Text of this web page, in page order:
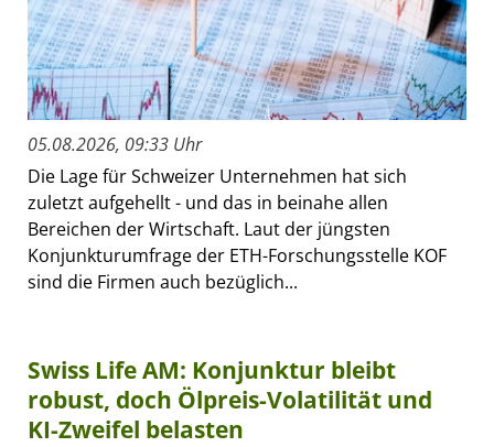
05.08.2026, 09:33 Uhr
Die Lage für Schweizer Unternehmen hat sich
zuletzt aufgehellt - und das in beinahe allen
Bereichen der Wirtschaft. Laut der jüngsten
Konjunkturumfrage der ETH-Forschungsstelle KOF
sind die Firmen auch bezüglich...
Swiss Life AM: Konjunktur bleibt
robust, doch Ölpreis-Volatilität und
KI-Zweifel belasten